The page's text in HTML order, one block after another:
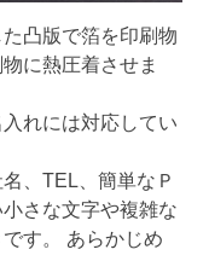
凸版で箔を印刷物
に熱圧着させま
れには対応してい
、TEL、簡単なＰ
さな文字や複雑な
す。 あらかじめ